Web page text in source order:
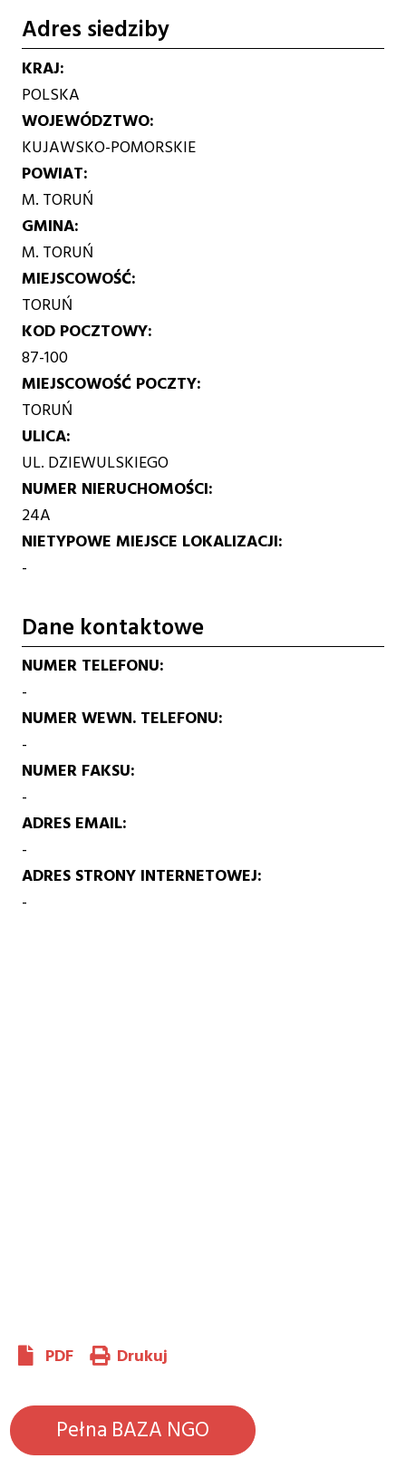
Adres siedziby
KRAJ
POLSKA
WOJEWÓDZTWO
KUJAWSKO-POMORSKIE
POWIAT
M. TORUŃ
GMINA
M. TORUŃ
MIEJSCOWOŚĆ
TORUŃ
KOD POCZTOWY
87-100
MIEJSCOWOŚĆ POCZTY
TORUŃ
ULICA
UL. DZIEWULSKIEGO
NUMER NIERUCHOMOŚCI
24A
NIETYPOWE MIEJSCE LOKALIZACJI
-
Dane kontaktowe
NUMER TELEFONU
-
NUMER WEWN. TELEFONU
-
NUMER FAKSU
-
ADRES EMAIL
-
ADRES STRONY INTERNETOWEJ
-
PDF Drukuj
Pełna BAZA NGO